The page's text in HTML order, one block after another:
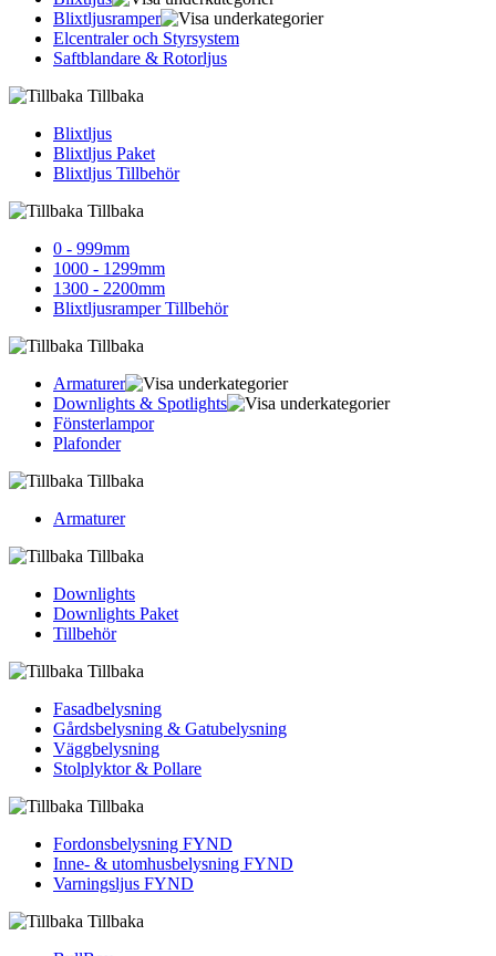
Blixtljusramper
Elcentraler och Styrsystem
Saftblandare & Rotorljus
Tillbaka
Blixtljus
Blixtljus Paket
Blixtljus Tillbehör
Tillbaka
0 - 999mm
1000 - 1299mm
1300 - 2200mm
Blixtljusramper Tillbehör
Tillbaka
Armaturer
Downlights & Spotlights
Fönsterlampor
Plafonder
Tillbaka
Armaturer
Tillbaka
Downlights
Downlights Paket
Tillbehör
Tillbaka
Fasadbelysning
Gårdsbelysning & Gatubelysning
Väggbelysning
Stolplyktor & Pollare
Tillbaka
Fordons­belysning FYND
Inne- & utomhus­belysning FYND
Varningsljus FYND
Tillbaka